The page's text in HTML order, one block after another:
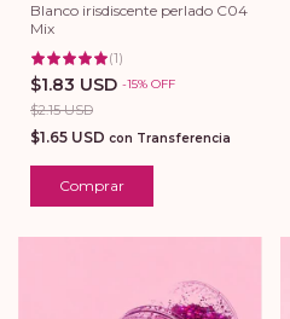
Blanco irisdiscente perlado C04
Mix
(1)
$1.83 USD -15% OFF
$2.15 USD
$1.65 USD con Transferencia
Comprar